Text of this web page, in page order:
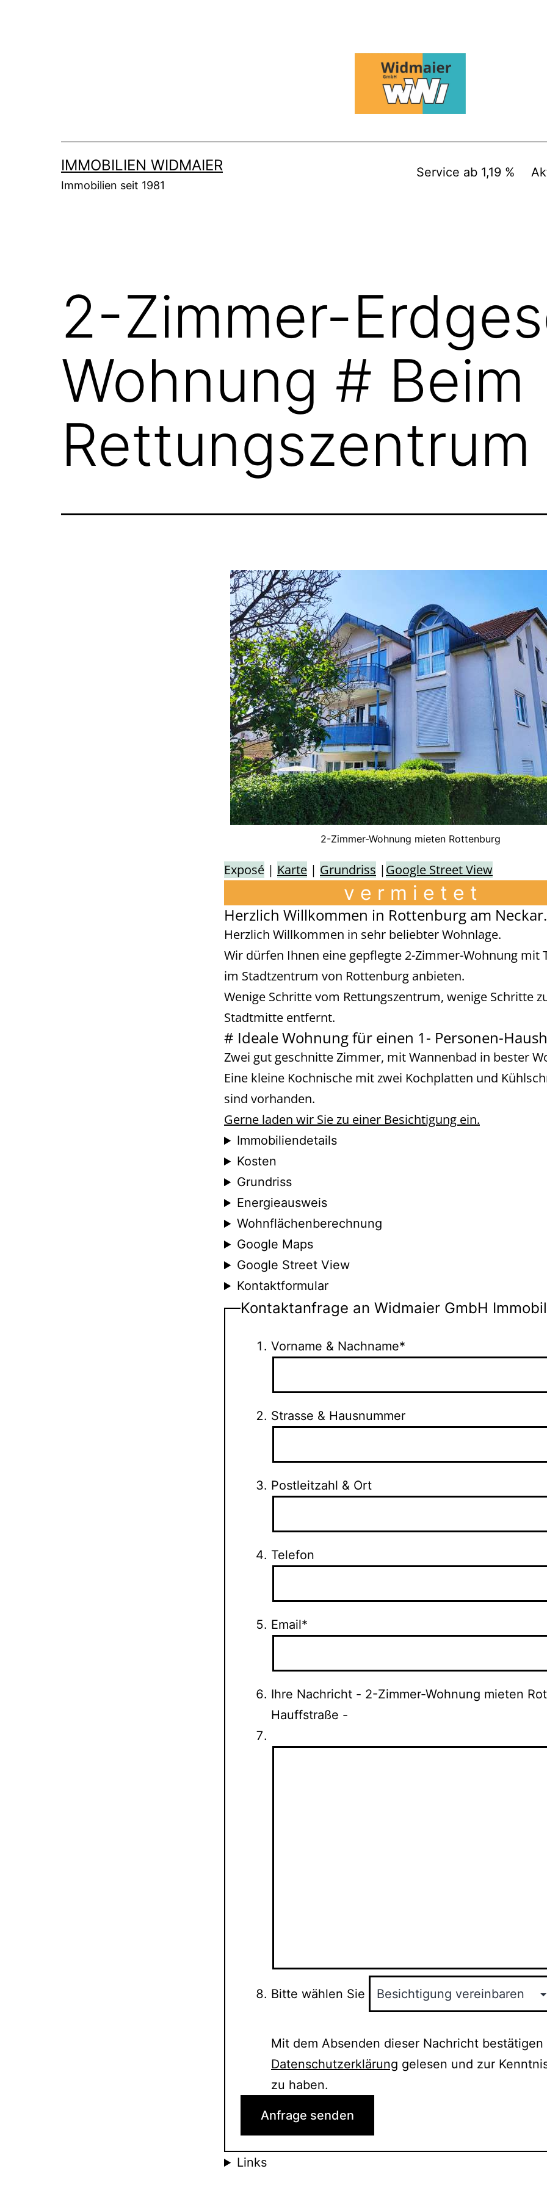
IMMOBILIEN WIDMAIER
Immobilien seit 1981
Service ab 1,19 %
2-Zimmer-
Wohnung # Beim
Rettungszentrum
2-Zimmer-Wohnung mieten Rottenburg
Exposé | Karte | Grundriss |Google Street View
v e r m i e t e t
Herzlich Willkommen in Rottenburg am Neckar.
Herzlich Willkommen in sehr beliebter Wohnlage.
Wir dürfen Ihnen eine gepflegte 2-Zimmer-Wohnung mit
im Stadtzentrum von Rottenburg anbieten.
Wenige Schritte vom Rettungszentrum, wenige Schritte
Stadtmitte entfernt.
# Ideale Wohnung für einen 1- Personen-
Zwei gut geschnitte Zimmer, mit Wannenbad in bester
Eine kleine Kochnische mit zwei Kochplatten und
sind vorhanden.
Gerne laden wir Sie zu einer Besichtigung ein.
Immobiliendetails
Kosten
Grundriss
Energieausweis
Wohnflächenberechnung
Google Maps
Google Street View
Kontaktformular
Kontaktanfrage an Widmaier GmbH
Vorname & Nachname*
Strasse & Hausnummer
Postleitzahl & Ort
Telefon
Email*
Ihre Nachricht - 2-Zimmer-Wohnung mieten
Hauffstraße -
Bitte wählen Sie
Mit dem Absenden dieser Nachricht bestätigen
Datenschutzerklärung gelesen und zur
zu haben.
Links